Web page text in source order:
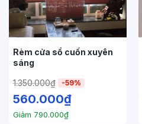
Rèm cửa sổ cuốn xuyên
sáng
1.350.000₫ -59%
560.000₫
Giảm 790.000₫